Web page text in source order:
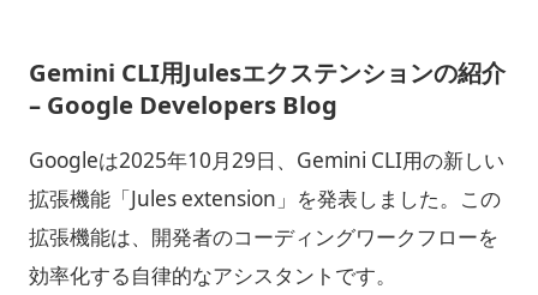
Gemini CLI用Julesエクステンションの紹介
– Google Developers Blog
Googleは2025年10月29日、Gemini CLI用の新しい
拡張機能「Jules extension」を発表しました。この
拡張機能は、開発者のコーディングワークフローを
効率化する自律的なアシスタントです。